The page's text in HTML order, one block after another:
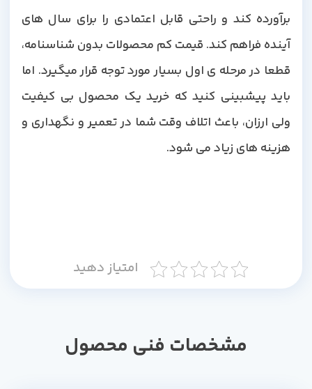
برآورده کند و راحتی قابل اعتمادی را برای سال های
آینده فراهم کند. قیمت کم محصولات بدون شناسنامه،
قطعا در مرحله ی اول بسیار مورد توجه قرار میگیرد. اما
باید پیشبینی کنید که خرید یک محصول بی کیفیت
ولی ارزان، باعث اتلاف وقت شما در تعمیر و نگهداری و
هزینه های زیاد می شود.
امتیاز دهید
مشخصات فنی محصول